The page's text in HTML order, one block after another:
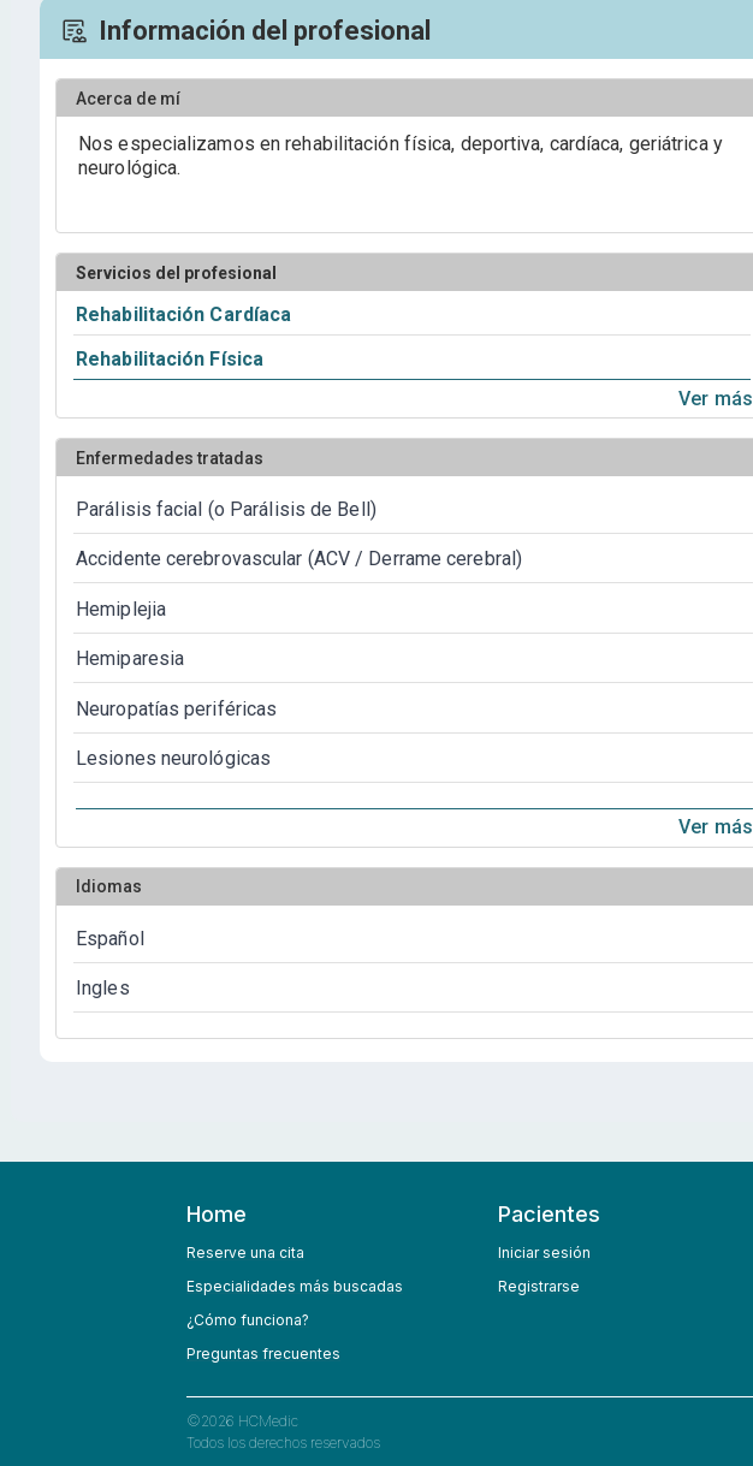
Información del profesional
Acerca de mí
Nos especializamos en rehabilitación física, deportiva, cardíaca, geriátrica y
neurológica.
Servicios del profesional
Rehabilitación Cardíaca
Rehabilitación Física
Ver más
Enfermedades tratadas
Parálisis facial (o Parálisis de Bell)
Accidente cerebrovascular (ACV / Derrame cerebral)
Hemiplejia
Hemiparesia
Neuropatías periféricas
Lesiones neurológicas
Ver más
Idiomas
Español
Ingles
Home
Reserve una cita
Especialidades más buscadas
¿Cómo funciona?
Preguntas frecuentes
Pacientes
Iniciar sesión
Registrarse
©2026 HCMedic
Todos los derechos reservados